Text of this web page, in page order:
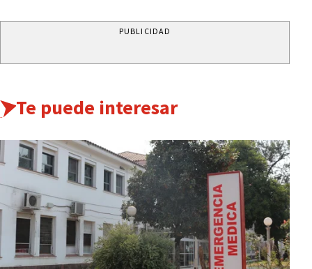
PUBLICIDAD
Te puede interesar